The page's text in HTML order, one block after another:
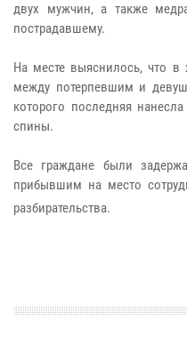
двух мужчин, а также
пострадавшему.
На месте выяснилось, что в
между потерпевшим и
которого последняя
спины.
Все граждане были
прибывшим на место
разбирательства.